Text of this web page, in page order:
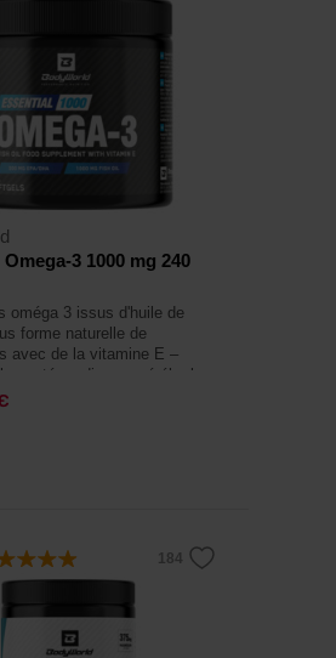
3 1000 mg 240
oméga 3 issus d'huile de
forme naturelle de
avec de la vitamine E –
santé cardiaque, cérébrale